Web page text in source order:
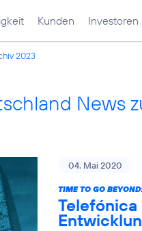
Kunden Investoren
2023
News
04. Mai 2020
TIME TO GO